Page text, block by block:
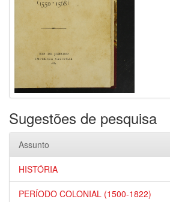
Sugestões de pesquisa
Assunto
HISTÓRIA
PERÍODO COLONIAL (1500-1822)